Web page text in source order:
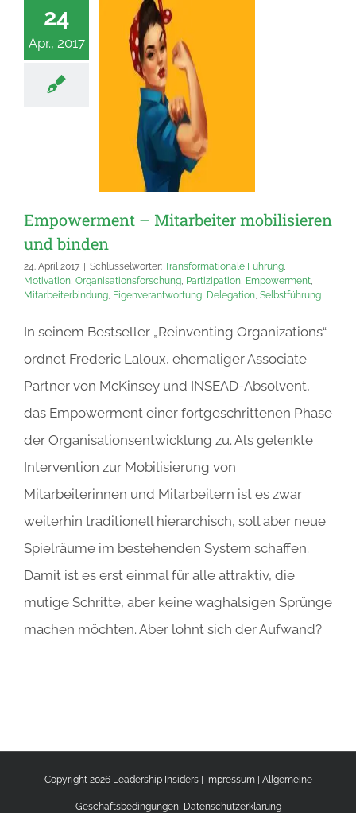
24
Apr., 2017
Empowerment – Mitarbeiter mobilisieren
und binden
24. April 2017 Schlüsselwörter: Transformationale Führung,
Motivation, Organisationsforschung, Partizipation, Empowerment,
Mitarbeiterbindung, Eigenverantwortung, Delegation, Selbstführung
In seinem Bestseller „Reinventing Organizations“
ordnet Frederic Laloux, ehemaliger Associate
Partner von McKinsey und INSEAD-Absolvent,
das Empowerment einer fortgeschrittenen Phase
der Organisationsentwicklung zu. Als gelenkte
Intervention zur Mobilisierung von
Mitarbeiterinnen und Mitarbeitern ist es zwar
weiterhin traditionell hierarchisch, soll aber neue
Spielräume im bestehenden System schaffen.
Damit ist es erst einmal für alle attraktiv, die
mutige Schritte, aber keine waghalsigen Sprünge
machen möchten. Aber lohnt sich der Aufwand?
Copyright 2026 Leadership Insiders | Impressum| Allgemeine
Geschäftsbedingungen| Datenschutzerklärung